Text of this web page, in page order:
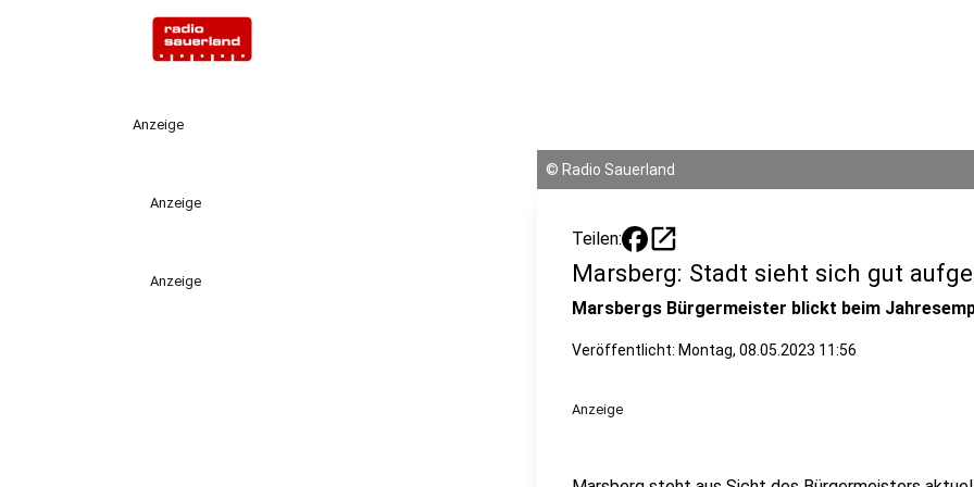
Anzeige
Anzeige
Anzeige
© Radio Sauerland
Teilen: open_in_new
Marsberg: Stadt sieht sich gut
Marsbergs Bürgermeister blickt beim
Veröffentlicht: Montag, 08.05.2023 11:56
Anzeige